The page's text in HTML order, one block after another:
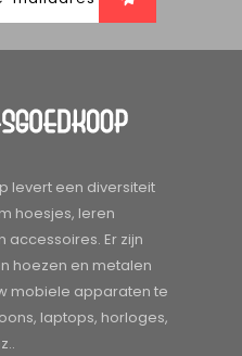
levert een diversiteit
hoesjes, leren
Er zijn
hoezen en metalen
mobiele apparaten te
laptops, horloges,